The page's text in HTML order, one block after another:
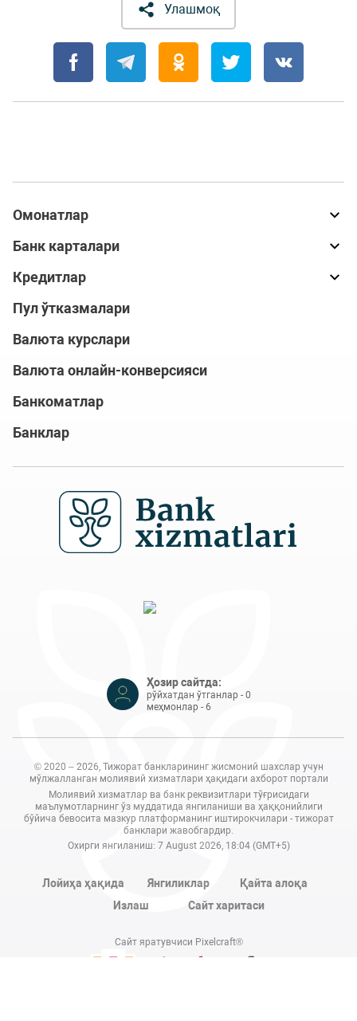
Улашмоқ
Омонатлар
Банк карталари
Кредитлар
Пул ўтказмалари
Валюта курслари
Валюта онлайн-конверсияси
Банкоматлар
Банклар
Ҳозир сайтда:
рўйхатдан ўтганлар - 0
меҳмонлар - 6
© 2020 – 2026, Тижорат банкларининг жисмоний шахслар учун
мўлжалланган молиявий хизматлари ҳақидаги ахборот портали
Молиявий хизматлар ва банк реквизитлари тўғрисидаги
маълумотларнинг ўз муддатида янгиланиши ва ҳаққонийлиги
бўйича бевосита мазкур платформанинг иштирокчилари - тижорат
банклари жавобгардир.
Охирги янгиланиш: 7 August 2026, 18:04 (GMT+5)
Лойиҳа ҳақида Янгиликлар
Қайта алоқа
Излаш
Сайт харитаси
Сайт яратувчиси Pixelcraft®